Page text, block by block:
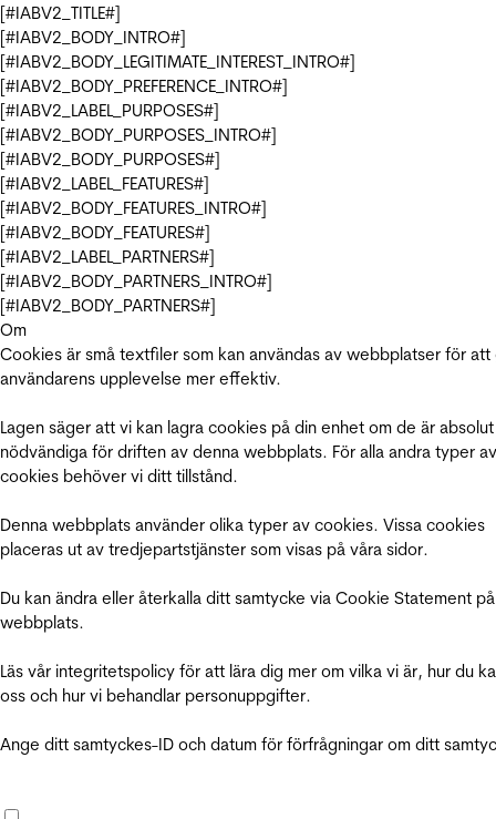
[#IABV2_TITLE#]
[#IABV2_BODY_INTRO#]
[#IABV2_BODY_LEGITIMATE_INTEREST_INTRO#]
[#IABV2_BODY_PREFERENCE_INTRO#]
[#IABV2_LABEL_PURPOSES#]
[#IABV2_BODY_PURPOSES_INTRO#]
[#IABV2_BODY_PURPOSES#]
[#IABV2_LABEL_FEATURES#]
[#IABV2_BODY_FEATURES_INTRO#]
[#IABV2_BODY_FEATURES#]
[#IABV2_LABEL_PARTNERS#]
[#IABV2_BODY_PARTNERS_INTRO#]
[#IABV2_BODY_PARTNERS#]
Om
Cookies är små textfiler som kan användas av webbplatser för att
användarens upplevelse mer effektiv.
Lagen säger att vi kan lagra cookies på din enhet om de är absolut
nödvändiga för driften av denna webbplats. För alla andra typer av
cookies behöver vi ditt tillstånd.
Denna webbplats använder olika typer av cookies. Vissa cookies
placeras ut av tredjepartstjänster som visas på våra sidor.
Du kan ändra eller återkalla ditt samtycke via Cookie Statement
webbplats.
Läs vår integritetspolicy för att lära dig mer om vilka vi är, hur du
oss och hur vi behandlar personuppgifter.
Ange ditt samtyckes-ID och datum för förfrågningar om ditt